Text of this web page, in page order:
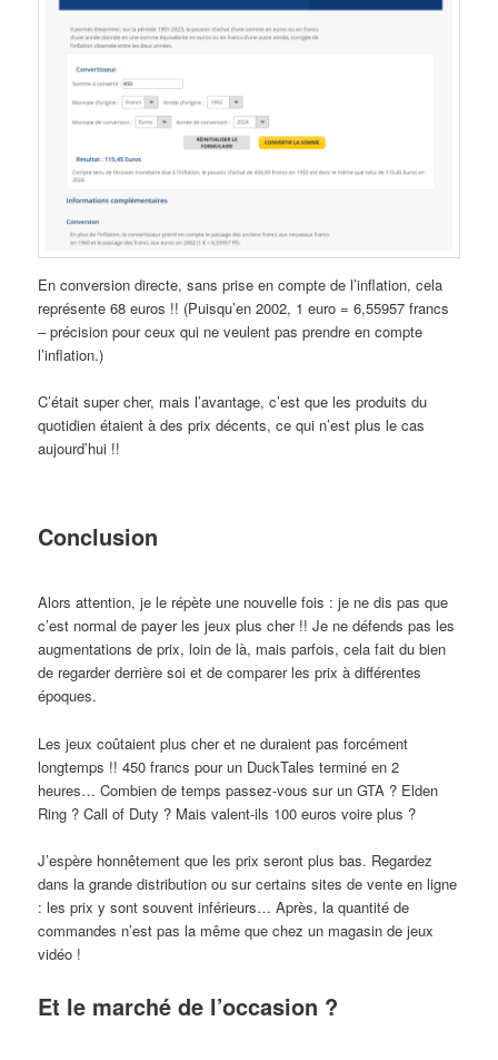
En conversion directe, sans prise en compte de l’inflation, cela
représente 68 euros !! (Puisqu’en 2002, 1 euro = 6,55957 francs
– précision pour ceux qui ne veulent pas prendre en compte
l’inflation.)
C’était super cher, mais l’avantage, c’est que les produits du
quotidien étaient à des prix décents, ce qui n’est plus le cas
aujourd’hui !!
Conclusion
Alors attention, je le répète une nouvelle fois : je ne dis pas que
c’est normal de payer les jeux plus cher !! Je ne défends pas les
augmentations de prix, loin de là, mais parfois, cela fait du bien
de regarder derrière soi et de comparer les prix à différentes
époques.
Les jeux coûtaient plus cher et ne duraient pas forcément
longtemps !! 450 francs pour un DuckTales terminé en 2
heures… Combien de temps passez-vous sur un GTA ? Elden
Ring ? Call of Duty ? Mais valent-ils 100 euros voire plus ?
J’espère honnêtement que les prix seront plus bas. Regardez
dans la grande distribution ou sur certains sites de vente en ligne
: les prix y sont souvent inférieurs… Après, la quantité de
commandes n’est pas la même que chez un magasin de jeux
vidéo !
Et le marché de l’occasion ?